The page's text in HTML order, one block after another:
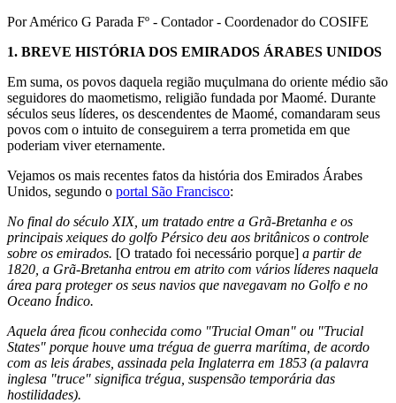
Por Américo G Parada Fº - Contador - Coordenador do COSIFE
1. BREVE HISTÓRIA DOS EMIRADOS ÁRABES UNIDOS
Em suma, os povos daquela região muçulmana do oriente médio são
seguidores do maometismo, religião fundada por Maomé. Durante
séculos seus líderes, os descendentes de Maomé, comandaram seus
povos com o intuito de conseguirem a terra prometida em que
poderiam viver eternamente.
Vejamos os mais recentes fatos da história dos Emirados Árabes
Unidos, segundo o portal São Francisco:
No final do século XIX, um tratado entre a Grã-Bretanha e os
principais xeiques do golfo Pérsico deu aos britânicos o controle
sobre os emirados. [O tratado foi necessário porque] a partir de
1820, a Grã-Bretanha entrou em atrito com vários líderes naquela
área para proteger os seus navios que navegavam no Golfo e no
Oceano Índico.
Aquela área ficou conhecida como "Trucial Oman" ou "Trucial
States" porque houve uma trégua de guerra marítima, de acordo
com as leis árabes, assinada pela Inglaterra em 1853 (a palavra
inglesa "truce" significa trégua, suspensão temporária das
hostilidades).